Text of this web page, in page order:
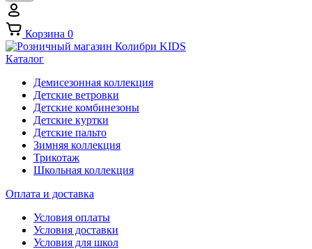
Корзина 0
Каталог
Демисезонная коллекция
Детские ветровки
Детские комбинезоны
Детские куртки
Детские пальто
Зимняя коллекция
Трикотаж
Школьная коллекция
Оплата и доставка
Условия оплаты
Условия доставки
Условия для школ